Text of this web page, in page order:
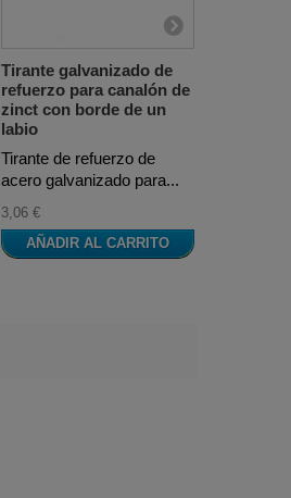
Tirante galvanizado de
refuerzo para canalón de
zinct con borde de un
labio
Tirante de refuerzo de
acero galvanizado para...
3,06 €
AÑADIR AL CARRITO